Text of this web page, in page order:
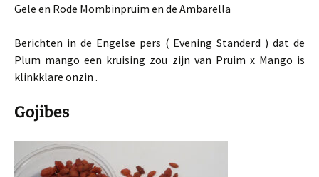
Gele en Rode Mombinpruim en de Ambarella
Berichten in de Engelse pers ( Evening Standerd ) dat de
Plum mango een kruising zou zijn van Pruim x Mango is
klinkklare onzin .
Gojibes